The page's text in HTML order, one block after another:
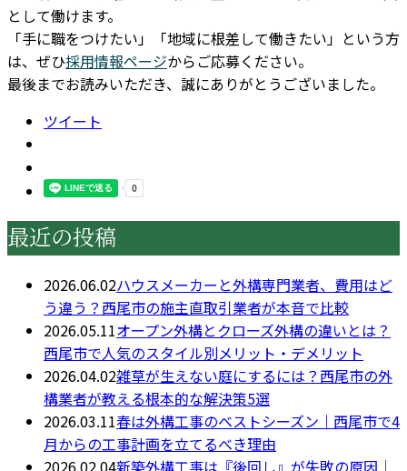
として働けます。
「手に職をつけたい」「地域に根差して働きたい」という方
は、ぜひ採用情報ページからご応募ください。
最後までお読みいただき、誠にありがとうございました。
ツイート
最近の投稿
2026.06.02ハウスメーカーと外構専門業者、費用はど
う違う？西尾市の施主直取引業者が本音で比較
2026.05.11オープン外構とクローズ外構の違いとは？
西尾市で人気のスタイル別メリット・デメリット
2026.04.02雑草が生えない庭にするには？西尾市の外
構業者が教える根本的な解決策5選
2026.03.11春は外構工事のベストシーズン｜西尾市で4
月からの工事計画を立てるべき理由
2026.02.04新築外構工事は『後回し』が失敗の原因｜